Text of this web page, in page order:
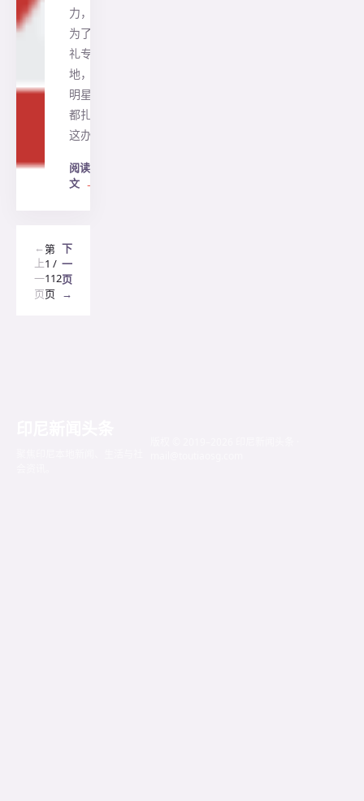
力，成
为了婚
礼专用
地，让
明星们
都扎在
这办…
阅读全
文 →
←
上
一
页
第
1 /
112
页
下
一
页
→